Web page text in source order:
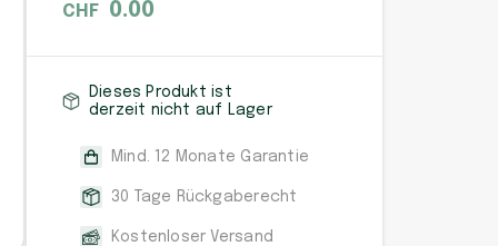
CHF 0.00
Dieses Produkt ist
derzeit nicht auf Lager
Mind. 12 Monate Garantie
30 Tage Rückgaberecht
Kostenloser Versand